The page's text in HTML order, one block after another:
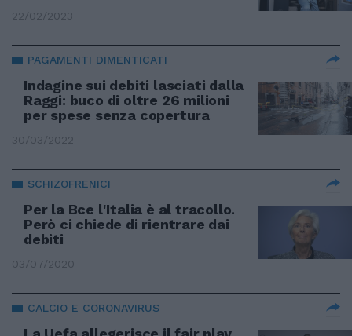
22/02/2023
PAGAMENTI DIMENTICATI
Indagine sui debiti lasciati dalla
Raggi: buco di oltre 26 milioni
per spese senza copertura
30/03/2022
SCHIZOFRENICI
Per la Bce l'Italia è al tracollo.
Però ci chiede di rientrare dai
debiti
03/07/2020
CALCIO E CORONAVIRUS